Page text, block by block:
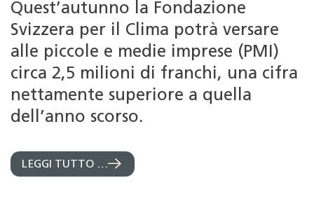
Quest’autunno la Fondazione
Svizzera per il Clima potrà versare
alle piccole e medie imprese (PMI)
circa 2,5 milioni di franchi, una cifra
nettamente superiore a quella
dell’anno scorso.
LEGGI TUTTO …